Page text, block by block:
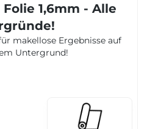
Folie 1,6mm - Alle
makellose Ergebnisse auf
Untergrund!